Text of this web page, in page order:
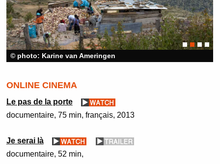
© photo: Karine van Ameringen
ONLINE CINEMA
Le pas de la porte
documentaire 75 min français 2013
Je serai là
documentaire 52 min